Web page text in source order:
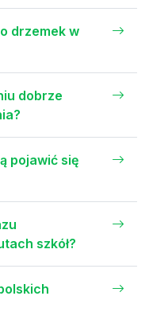
drzemek w
dobrze
pojawić się
szkół?